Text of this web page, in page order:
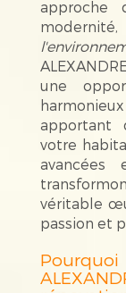
approche
une
apportant
votre
avancées
véritable
passion et